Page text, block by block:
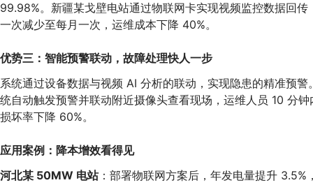
99.98%。新疆某戈壁电站通过物联网卡实现视频监控数据回
一次减少至每月一次，运维成本下降 40%。
优势三：智能预警联动，故障处理快人一步
系统通过设备数据与视频 AI 分析的联动，实现隐患的精准预
统自动触发预警并联动附近摄像头查看现场，运维人员 10 分
损坏率下降 60%。
应用案例：降本增效看得见
河北某 50MW 电站：部署物联网方案后，年发电量提升